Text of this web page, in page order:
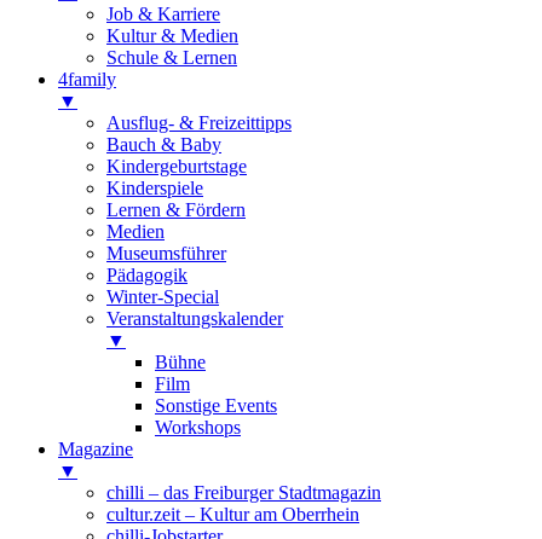
Job & Karriere
Kultur & Medien
Schule & Lernen
4family
▼
Ausflug- & Freizeittipps
Bauch & Baby
Kindergeburtstage
Kinderspiele
Lernen & Fördern
Medien
Museumsführer
Pädagogik
Winter-Special
Veranstaltungskalender
▼
Bühne
Film
Sonstige Events
Workshops
Magazine
▼
chilli – das Freiburger Stadtmagazin
cultur.zeit – Kultur am Oberrhein